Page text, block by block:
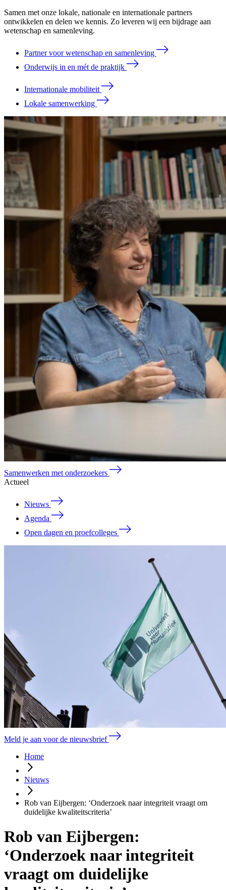
Samen met onze lokale, nationale en internationale partners
ontwikkelen en delen we kennis. Zo leveren wij een bijdrage aan
wetenschap en samenleving.
Partner voor wetenschap en samenleving
Onderwijs in en mét de praktijk
Internationale mobiliteit
Lokale samenwerking
Samenwerken met onderzoekers
Actueel
Nieuws
Agenda
Open dagen en proefcolleges
Meld je aan voor de nieuwsbrief
Home
Nieuws
Rob van Eijbergen: ‘Onderzoek naar integriteit vraagt om
duidelijke kwaliteitscriteria’
Rob van Eijbergen:
‘Onderzoek naar integriteit
vraagt om duidelijke